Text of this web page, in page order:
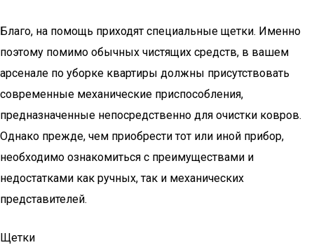
Благо, на помощь приходят специальные щетки. Именно
поэтому помимо обычных чистящих средств, в вашем
арсенале по уборке квартиры должны присутствовать
современные механические приспособления,
предназначенные непосредственно для очистки ковров.
Однако прежде, чем приобрести тот или иной прибор,
необходимо ознакомиться с преимуществами и
недостатками как ручных, так и механических
представителей.
Щетки